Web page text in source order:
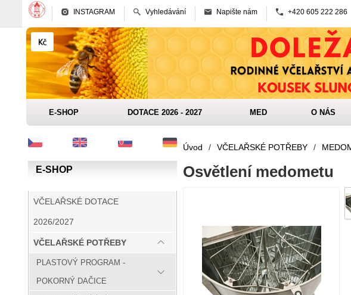
INSTAGRAM Vyhledávání Napište nám +420 605 222 286
E-SHOP DOTACE 2026 - 2027 MED O NÁS
E-SHOP
VČELAŘSKÉ DOTACE
2026/2027
VČELAŘSKÉ POTŘEBY
PLASTOVÝ PROGRAM -
POKORNÝ DAČICE
Úvod / VČELAŘSKÉ POTŘEBY /
Osvětlení medometu